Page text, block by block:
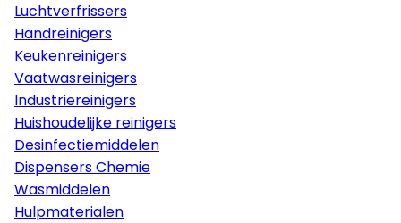
Luchtverfrissers
Handreinigers
Keukenreinigers
Vaatwasreinigers
Industriereinigers
Huishoudelijke reinigers
Desinfectiemiddelen
Dispensers Chemie
Wasmiddelen
Hulpmaterialen